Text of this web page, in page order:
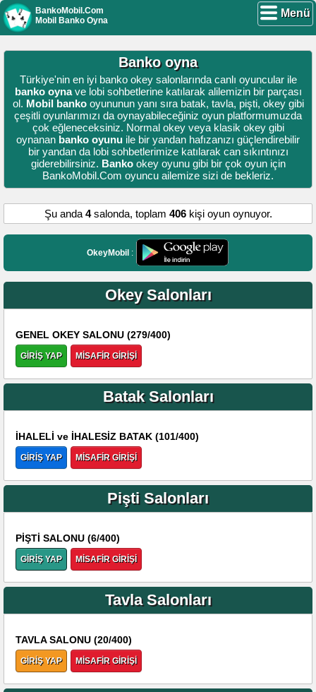
BankoMobil.Com
Mobil Banko Oyna
Menü
Banko oyna
Türkiye'nin en iyi banko okey salonlarında canlı oyuncular ile
banko oynave lobi sohbetlerine katılarak alilemizin bir parçası
ol. Mobil bankooyununun yanı sıra batak, tavla, pişti, okey gibi
çeşitli oyunlarımızı da oynayabileceğiniz oyun platformumuzda
çok eğleneceksiniz. Normal okey veya klasik okey gibi
oynanan banko oyunu ile bir yandan hafızanızı güçlendirebilir
bir yandan da lobi sohbetlerimize katılarak can sıkıntınızı
giderebilirsiniz. Bankookey oyunu gibi bir çok oyun için
BankoMobil.Com oyuncu ailemize sizi de bekleriz.
Şu anda 4salonda, toplam 406kişi oyun oynuyor.
OkeyMobil :
Okey Salonları
GENEL OKEY SALONU (279/400)
GİRİŞ YAP MİSAFİR GİRİŞİ
Batak Salonları
İHALELİ ve İHALESİZ BATAK (101/400)
GİRİŞ YAP MİSAFİR GİRİŞİ
Pişti Salonları
PİŞTİ SALONU (6/400)
GİRİŞ YAP MİSAFİR GİRİŞİ
Tavla Salonları
TAVLA SALONU (20/400)
GİRİŞ YAP MİSAFİR GİRİŞİ